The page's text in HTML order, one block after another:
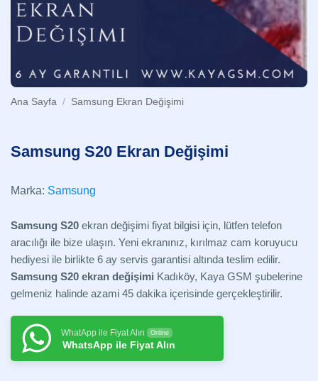
Ana Sayfa / Samsung Ekran Değişimi
Samsung S20 Ekran Değişimi
Marka: Samsung
Samsung S20 ekran değişimi fiyat bilgisi için, lütfen telefon
aracılığı ile bize ulaşın. Yeni ekranınız, kırılmaz cam koruyucu
hediyesi ile birlikte 6 ay servis garantisi altında teslim edilir.
Samsung S20 ekran değişimi Kadıköy, Kaya GSM şubelerine
gelmeniz halinde azami 45 dakika içerisinde gerçekleştirilir.
WhatApp ile Fiyat Alın Online
WhatsApp ile Fiyat Alın